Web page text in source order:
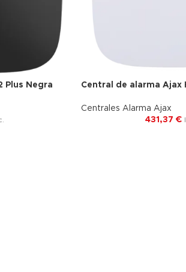
Plus Negra Central de alarma Ajax
Centrales Alarma Ajax
431,37€